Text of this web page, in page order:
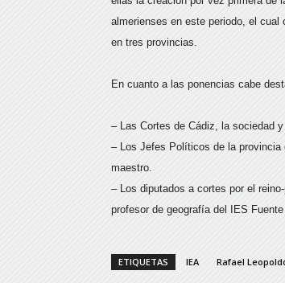
almerienses en este periodo, el cual
en tres provincias.
En cuanto a las ponencias cabe
– Las Cortes de Cádiz, la sociedad
– Los Jefes Políticos de la provincia
maestro.
– Los diputados a cortes por el
profesor de geografía del IES
ETIQUETAS IEA Rafael